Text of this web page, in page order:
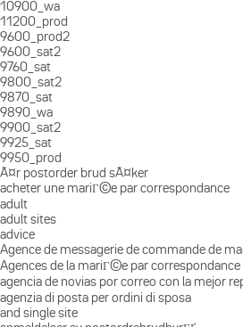
10900_wa
11200_prod
9600_prod2
9600_sat2
9760_sat
9800_sat2
9870_sat
9890_wa
9900_sat2
9925_sat
9950_prod
Ã¤r postorder brud sÃ¤ker
acheter une mariГ©e par correspondance
adult
adult sites
advice
Agence de messagerie de commande de
Agences de la mariГ©e par correspondance
agencia de novias por correo con la mejor
agenzia di posta per ordini di sposa
and single site